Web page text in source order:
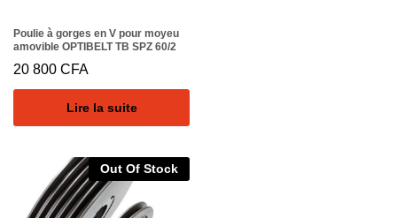
Poulie à gorges en V pour moyeu
amovible OPTIBELT TB SPZ 60/2
20 800 CFA
Lire la suite
Out Of Stock